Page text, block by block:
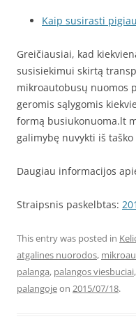
Kaip susirasti
Greičiausiai, kad
susisiekimui skirtą
mikroautobusų nuomos
geromis sąlygomis
formą busiukonuoma.lt
galimybę nuvykti iš taško
Daugiau informacijos
Straipsnis paskelbtas:
This entry was posted in
atgalines nuorodos,
palanga, palangos viesbuciai,
palangojeon 2015/07/18.